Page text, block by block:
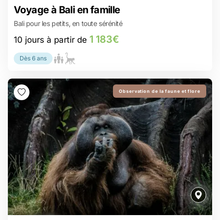
Voyage à Bali en famille
Bali pour les petits, en toute sérénité
10 jours à partir de 1 183€
Dès 6 ans
1 183€
Un safari au cœur de Bali : vivez l’aventure en famille à Ubud.
Sidemen, un voyage dans le temps, entre nature et traditions
Bali Bird Park : une envolée magique pour toute la famille.
tout pour décompresser !
Observation de la faune et flore